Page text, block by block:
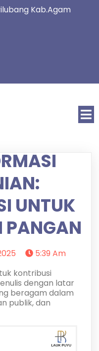
Kab.Agam
UNTUK
PANGAN
5:39 Am
kontribusi
dengan latar
beragam dalam
publik, dan